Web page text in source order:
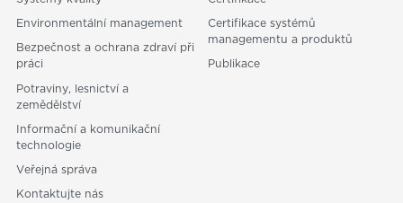
Environmentální management
Bezpečnost a ochrana zdraví při
práci
Potraviny, lesnictví a
zemědělství
Informační a komunikační
technologie
Veřejná správa
Kontaktujte nás
Certifikace systémů
managementu a produktů
Publikace